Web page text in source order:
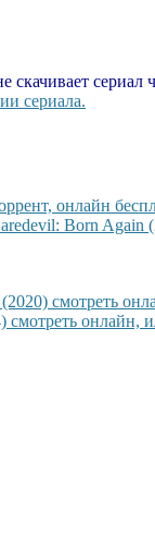
скачивает
сериала.
онлайн
Born Again
смотреть
онлайн,